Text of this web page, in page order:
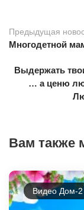
Предыдущая
Многодетной
Выдержать
… а ценю
Вам также
Видео Дом-2